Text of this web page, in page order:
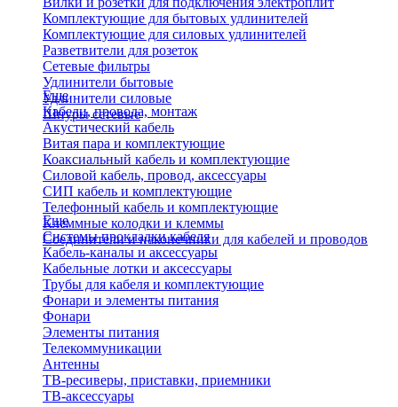
Комплектующие для бытовых удлинителей
Комплектующие для силовых удлинителей
Разветвители для розеток
Сетевые фильтры
Удлинители бытовые
Удлинители силовые
Шнуры сетевые
Еще
Кабели, провода, монтаж
Акустический кабель
Витая пара и комплектующие
Коаксиальный кабель и комплектующие
Силовой кабель, провод, аксессуары
СИП кабель и комплектующие
Телефонный кабель и комплектующие
Клеммные колодки и клеммы
Соединители и наконечники для кабелей и проводов
Еще
Системы прокладки кабеля
Кабель-каналы и аксессуары
Кабельные лотки и аксессуары
Трубы для кабеля и комплектующие
Фонари и элементы питания
Фонари
Элементы питания
Телекоммуникации
Антенны
ТВ-ресиверы, приставки, приемники
ТВ-аксессуары